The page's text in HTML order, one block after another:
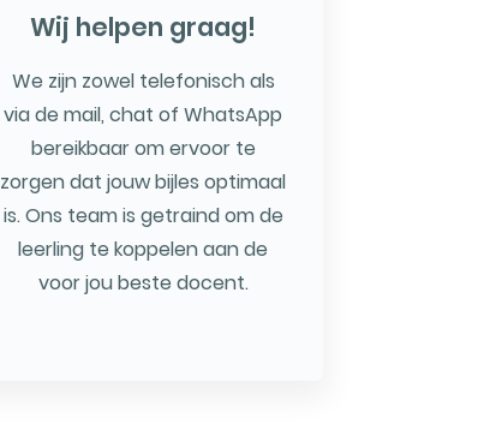
Wij helpen graag!
We zijn zowel telefonisch als
via de mail, chat of WhatsApp
bereikbaar om ervoor te
zorgen dat jouw bijles optimaal
is. Ons team is getraind om de
leerling te koppelen aan de
voor jou beste docent.